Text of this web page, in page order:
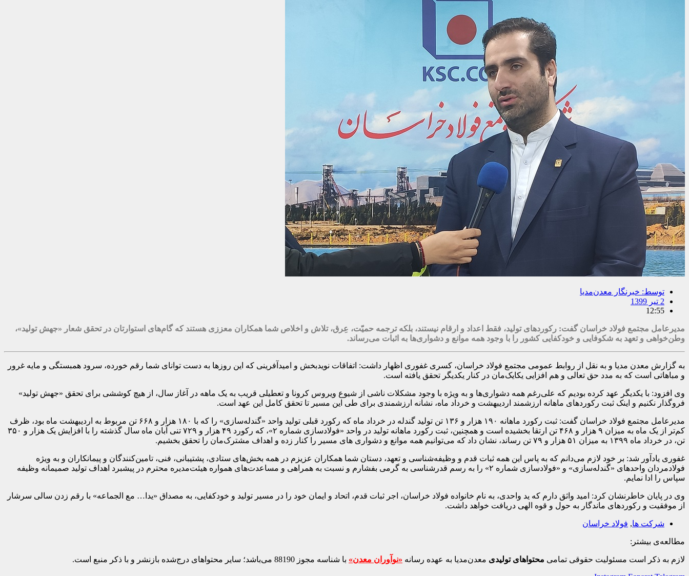
توسط: خبرنگار معدن‌مدیا
2 تیر 1399
12:55
مدیرعامل مجتمع فولاد خراسان گفت: رکوردهای تولید، فقط اعداد و ارقام نیستند، بلکه ترجمه حمیّت، عِرق، تلاش و اخلاص شما همکاران معززی هستند که گام‌های استوارتان در تحقق شعار «جهش تولید»،
وطن‌خواهی و تعهد به شکوفایی و خودکفایی کشور را با وجود همه موانع و دشواری‌ها به اثبات می‌رساند.
به گزارش معدن مدیا و به نقل از روابط عمومی مجتمع فولاد خراسان، کسری غفوری اظهار داشت: اتفاقات نویدبخش و امیدآفرینی که این روزها به دست توانای شما رقم خورده، سرود همبستگی و مایه غرور
و مباهاتی است که به مدد حق تعالی و هم افزایی یکایک‌مان در کنار یکدیگر تحقق یافته است.
وی افزود: با یکدیگر عهد کرده بودیم که علی‌رغم همه دشواری‌ها و به ویژه با وجود مشکلات ناشی از شیوع ویروس کرونا و تعطیلی قریب به یک ماهه در آغاز سال، از هیچ کوششی برای تحقق «جهش تولید»
فروگذار نکنیم و اینک ثبت رکوردهای ماهانه ارزشمند اردیبهشت و خرداد ماه، نشانه ارزشمندی برای طی این مسیر تا تحقق کامل این عهد است.
مدیرعامل مجتمع فولاد خراسان گفت: ثبت رکورد ماهانه ۱۹۰ هزار و ۱۳۶ تن تولید گندله در خرداد ماه که رکورد قبلی تولید واحد «گندله‌سازی» را که با ۱۸۰ هزار و ۶۶۸ تن مربوط به اردیبهشت ماه بود، ظرف
کم‌تر از یک ماه به میزان ۹ هزار و ۴۶۸ تن ارتقا بخشیده است و همچنین، ثبت رکورد ماهانه تولید در واحد «فولادسازی شماره ۲»، که رکورد ۴۹ هزار و ۷۲۹ تنی آبان ماه سال گذشته را با افزایش یک هزار و ۳۵۰
تن، در خرداد ماه ۱۳۹۹ به میزان ۵۱ هزار و ۷۹ تن رساند، نشان داد که می‌توانیم همه موانع و دشواری های مسیر را کنار زده و اهداف مشترک‌مان را تحقق بخشیم.
غفوری یادآور شد: بر خود لازم می‌دانم که به پاس این همه ثبات قدم و وظیفه‌شناسی و تعهد، دستان شما همکاران عزیزم در همه بخش‌های ستادی، پشتیبانی، فنی، تامین‌کنندگان و پیمانکاران و به ویژه
فولادمردان واحدهای «گندله‌سازی» و «فولادسازی شماره ۲» را به رسم قدرشناسی به گرمی بفشارم و نسبت به همراهی و مساعدت‌های همواره هیئت‌مدیره محترم در پیشبرد اهداف تولید صمیمانه وظیفه
سپاس را ادا نمایم.
وی در پایان خاطرنشان کرد: امید واثق دارم که ید واحدی، به نام خانواده فولاد خراسان، اجر ثبات قدم، اتحاد و ایمان خود را در مسیر تولید و خودکفایی، به مصداق «یدا… مع الجماعه» با رقم زدن سالی سرشار
از موفقیت و رکوردهای ماندگار به حول و قوه الهی دریافت خواهد داشت.
شرکت ها, فولاد خراسان
مطالعه‌ی بیشتر:
لازم به ذکر است مسئولیت حقوقی تمامی محتواهای تولیدی معدن‌مدیا به عهده رسانه «نوآوران معدن» با شناسه مجوز 88190 می‌باشد؛ سایر محتواهای درج‌شده بازنشر و با ذکر منبع است.